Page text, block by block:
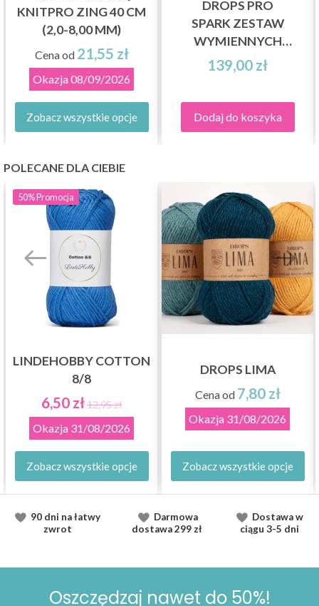
KNITPRO ZING 40 CM
(2,0-8,00 MM)
Cena od 21,55 zł
Okazja08/09/2026
Zobacz wszystkie opcje
DROPS PRO
SPARK ZESTAW
WYMIENNYCH
DRUTÓW Z ŻYŁKĄ
139,00 zł
Dodaj do koszyka
POLECANE DLA CIEBIE
50%Promocja
LINDEHOBBY COTTON
8/8
6,50 zł12,95 zł
Okazja 31/08/2026
Zobacz wszystkie opcje
DROPS LIMA
Cena od 7,80 zł
Okazja 31/08/2026
Zobacz wszystkie opcje
90 dni na łatwy
zwrot
Darmowa
dostawa299 zł
Dostawaw
ciągu 3-5 dni
Oszczędzaj nawet do 50%!